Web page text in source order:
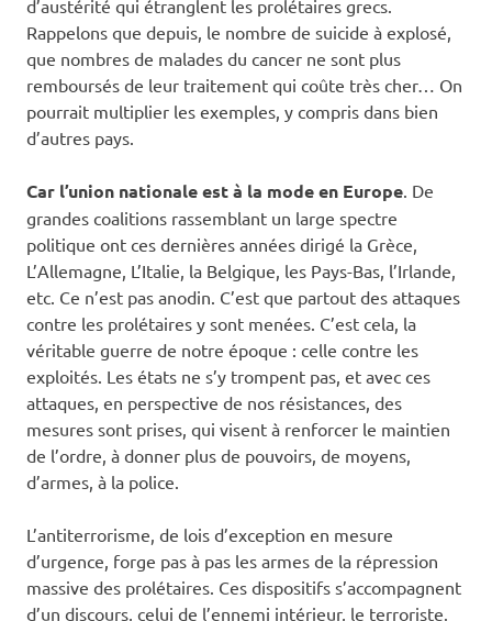
d’austérité qui étranglent les prolétaires grecs.
Rappelons que depuis, le nombre de suicide à explosé,
que nombres de malades du cancer ne sont plus
remboursés de leur traitement qui coûte très cher… On
pourrait multiplier les exemples, y compris dans bien
d’autres pays.
Car l’union nationale est à la mode en Europe . De
grandes coalitions rassemblant un large spectre
politique ont ces dernières années dirigé la Grèce,
L’Allemagne, L’Italie, la Belgique, les Pays-Bas, l’Irlande,
etc. Ce n’est pas anodin. C’est que partout des attaques
contre les prolétaires y sont menées. C’est cela, la
véritable guerre de notre époque : celle contre les
exploités. Les états ne s’y trompent pas, et avec ces
attaques, en perspective de nos résistances, des
mesures sont prises, qui visent à renforcer le maintien
de l’ordre, à donner plus de pouvoirs, de moyens,
d’armes, à la police.
L’antiterrorisme, de lois d’exception en mesure
d’urgence, forge pas à pas les armes de la répression
massive des prolétaires. Ces dispositifs s’accompagnent
d’un discours, celui de l’ennemi intérieur, le terroriste.